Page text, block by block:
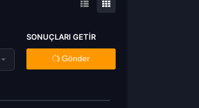
SONUÇLARI GETIR
Gönder